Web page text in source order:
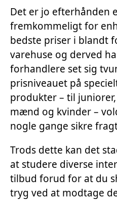
Det er jo efterhånden
fremkommeligt for
bedste priser i blandt
varehuse og derved
forhandlere set sig
prisniveauet på
produkter – til
mænd og kvinder –
nogle gange sikre
Trods dette kan det
at studere diverse
tilbud forud for at du
tryg ved at modtage